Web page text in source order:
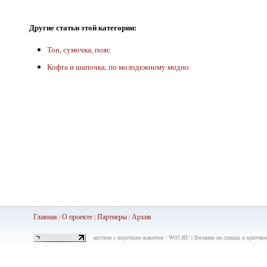
Другие статьи этой категории:
Топ, сумочка, пояс
Кофта и шапочка, по молодежному модно
Главная| О проекте| Партнеры| Архив
костюм с коротким жакетом - W05.RU | Вязание на спицах и